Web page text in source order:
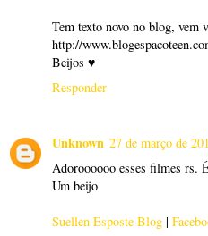
Tem texto novo no blog, vem
http://
Beijos ♥
Responder
Unknown 27 de março de
Adoroooooo esses filmes rs.
Um beijo
Suellen Esposte Blog |